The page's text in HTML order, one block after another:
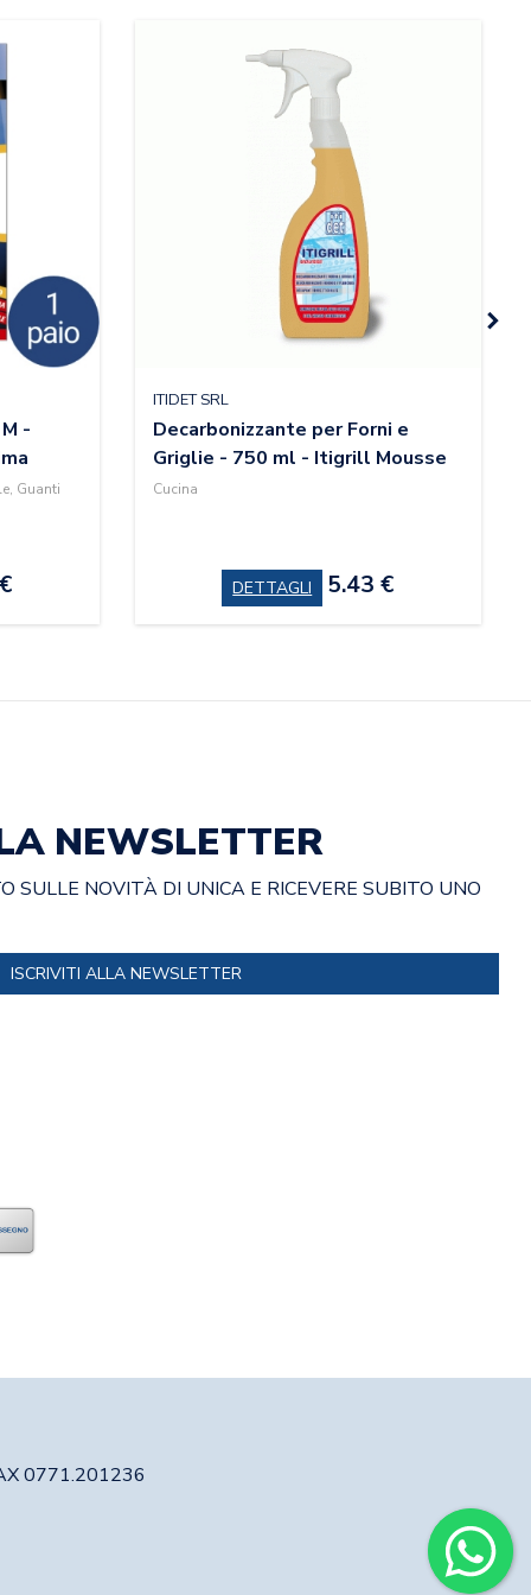
-
Guanti
ITIDET SRL
Decarbonizzante per Forni e
Griglie - 750 ml - Itigrill Mousse
Cucina
DETTAGLI 5.43 €
NEWSLETTER
SULLE NOVITÀ DI UNICA E RICEVERE SUBITO UNO
ISCRIVITI ALLA NEWSLETTER
0771.201236